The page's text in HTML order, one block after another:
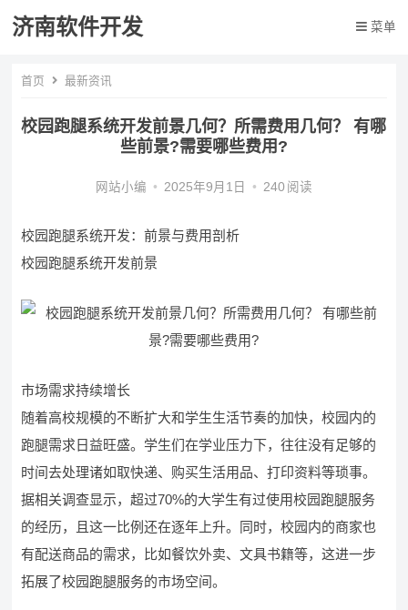
济南软件开发 菜单
首页 最新资讯
校园跑腿系统开发前景几何？所需费用几何？ 有哪
些前景?需要哪些费用?
网站小编 • 2025年9月1日 • 240 阅读
校园跑腿系统开发：前景与费用剖析
校园跑腿系统开发前景
市场需求持续增长
随着高校规模的不断扩大和学生生活节奏的加快，校园内的
跑腿需求日益旺盛。学生们在学业压力下，往往没有足够的
时间去处理诸如取快递、购买生活用品、打印资料等琐事。
据相关调查显示，超过70%的大学生有过使用校园跑腿服务
的经历，且这一比例还在逐年上升。同时，校园内的商家也
有配送商品的需求，比如餐饮外卖、文具书籍等，这进一步
拓展了校园跑腿服务的市场空间。